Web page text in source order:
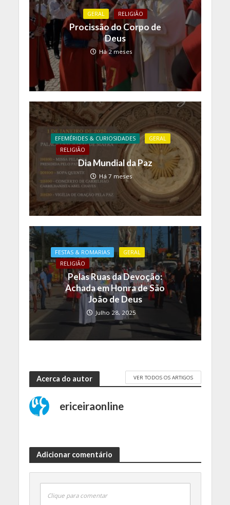
GERAL RELIGIÃO
Procissão do Corpo de
Deus
Há 2 meses
EFEMÉRIDES & CURIOSIDADES
GERAL
RELIGIÃO
Dia Mundial da Paz
Há 7 meses
FESTAS & ROMARIAS
GERAL
RELIGIÃO
Pelas Ruas da Devoção:
Achada em Honra de São
João de Deus
Julho 28, 2025
Acerca do autor VER TODOS OS ARTIGOS
ericeiraonline
Adicionar comentário
Clique para comentar